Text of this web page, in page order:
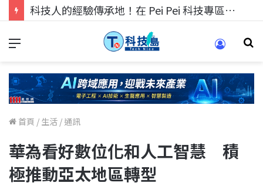
科技人的經驗傳承地！在 Pei Pei 科技專區，與學弟妹交流最硬核的技術
首頁 / 生活 / 通訊
華為看好數位化和人工智慧 積
極推動亞太地區轉型